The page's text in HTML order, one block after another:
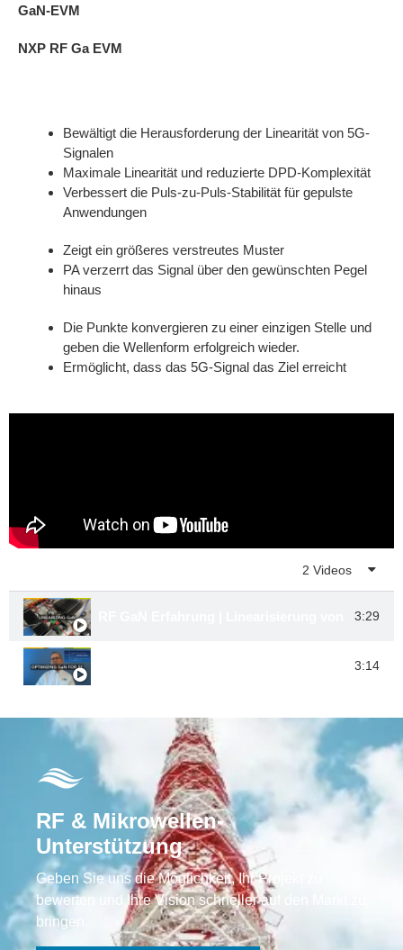
GaN-EVM
NXP RF Ga EVM
Bewältigt die Herausforderung der Linearität von 5G-
Signalen
Maximale Linearität und reduzierte DPD-Komplexität
Verbessert die Puls-zu-Puls-Stabilität für gepulste
Anwendungen
Zeigt ein größeres verstreutes Muster
PA verzerrt das Signal über den gewünschten Pegel
hinaus
Die Punkte konvergieren zu einer einzigen Stelle und
geben die Wellenform erfolgreich wieder.
Ermöglicht, dass das 5G-Signal das Ziel erreicht
2 Videos
RF GaN Erfahrung | Linearisierung von GaN im
3:29
RF GaN Erfahrung | Optimierung von GaN für
3:14
RF & Mikrowellen-
Unterstützung
Geben Sie uns die Möglichkeit, Ihr Projekt zu
bewerten und Ihre Vision schneller auf den Markt zu
bringen.